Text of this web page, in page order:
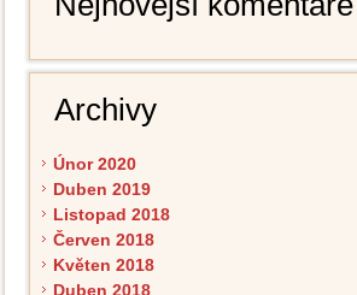
Archivy
Únor 2020
Duben 2019
Listopad 2018
Červen 2018
Květen 2018
Duben 2018